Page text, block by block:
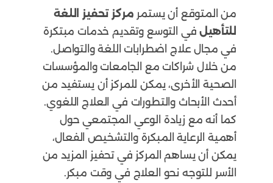
من المتوقع أن يستمر مركز تحفيز اللغة
للتأهيلفي التوسع وتقديم خدمات مبتكرة
في مجال علاج اضطرابات اللغة والتواصل.
من خلال شراكات مع الجامعات والمؤسسات
الصحية الأخرى، يمكن للمركز أن يستفيد من
أحدث الأبحاث والتطورات في العلاج اللغوي.
كما أنه مع زيادة الوعي المجتمعي حول
أهمية الرعاية المبكرة والتشخيص الفعال،
يمكن أن يساهم المركز في تحفيز المزيد من
الأسر للتوجه نحو العلاج في وقت مبكر.